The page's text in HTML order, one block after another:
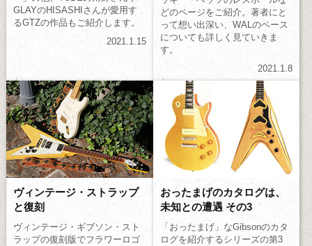
GLAYのHISASHIさんが愛用す
るGTZの作品もご紹介します。
2021.1.15
どのページをご紹介。著者にと
って想い出深い、WALのベース
についても詳しく見ていきま
す。
2021.1.8
ヴィンテージ・ストラップ
と復刻
ヴィンテージ・ギブソン・スト
ラップの復刻版でフラワーロゴ
おったまげのカタログは、
未知との遭遇 その3
「おったまげ」なGibsonのカタ
ログを紹介するシリーズの第3